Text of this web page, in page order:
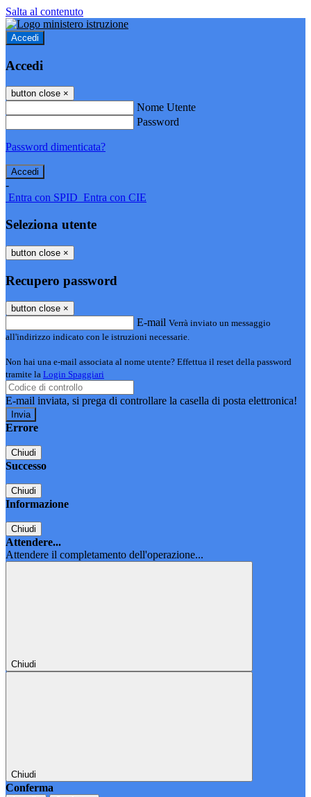
Salta al contenuto
Accedi
Accedi
button close ×
Nome Utente
Password
Password dimenticata?
-
Entra con SPID Entra con CIE
Seleziona utente
button close ×
Recupero password
button close ×
E-mail Verrà inviato un messaggio
all'indirizzo indicato con le istruzioni necessarie.
Non hai una e-mail associata al nome utente? Effettua il reset della password
tramite la Login Spaggiari
E-mail inviata, si prega di controllare la casella di posta elettronica!
Errore
Chiudi
Successo
Chiudi
Informazione
Chiudi
Attendere...
Attendere il completamento dell'operazione...
Chiudi
Chiudi
Conferma